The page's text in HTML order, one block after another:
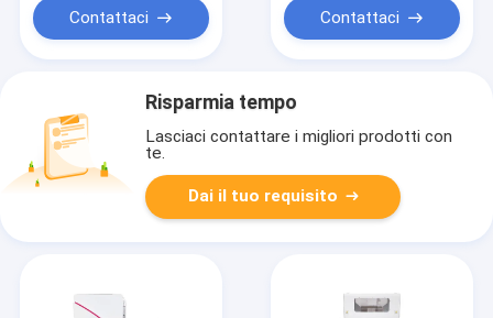
Contattaci Contattaci
Risparmia tempo
Lasciaci contattare i migliori prodotti con
te.
Dai il tuo requisito